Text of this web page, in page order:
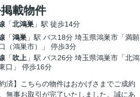
載物件
「北鴻巣」駅 徒歩14分
「鴻巣」駅 バス18分 埼玉県鴻巣市「満願
（鴻巣市）」 停歩3分
「吹上 」駅 バス26分 埼玉県鴻巣市「北鴻
口」 停歩16分
済】こちらの物件はおかげさまでご成約
無事お取引が完了いたしました。誠にあ